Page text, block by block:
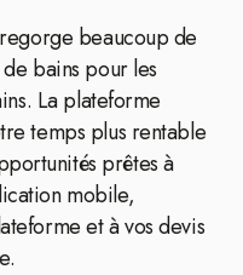
beaucoup de
bains pour les
La plateforme
temps plus rentable
prêtes à
mobile,
et à vos devis